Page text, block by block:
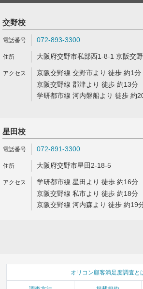
交野校
072-893-3300
大阪府交野市私部西1-8-1 京阪交
京阪交野線 交野市より 徒歩 約1分
京阪交野線 郡津より 徒歩 約13分
学研都市線 河内磐船より 徒歩 約
星田校
072-891-3300
大阪府交野市星田2-18-5
学研都市線 星田より 徒歩 約16分
京阪交野線 私市より 徒歩 約18分
京阪交野線 河内森より 徒歩 約19
オリコン顧客満足度調査と